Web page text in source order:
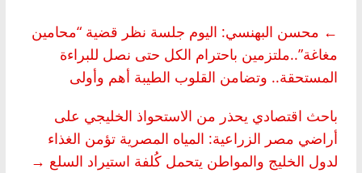
← محسن البهنسي: اليوم جلسة نظر قضية “محامين
مغاغة”..ملتزمين باحترام الكل حتى نصل للبراءة
المستحقة.. وتضامن القلوب الطيبة أهم وأولى
باحث اقتصادي يحذر من الاستحواذ الخليجي على
أراضي مصر الزراعية: المياه المصرية تؤمن الغذاء
لدول الخليج والمواطن يتحمل كُلفة استيراد السلع →